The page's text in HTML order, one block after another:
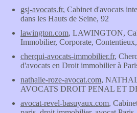
gsj-avocats.fr, Cabinet d'avocats
dans les Hauts de Seine, 92
lawington.com, LAWINGTON,
Immobilier, Corporate,
cherqui-avocats-immobilier.fr,
d'avocats en Droit immobilier à
nathalie-roze-avocat.com,
AVOCATS DROIT PENAL ET
avocat-revel-basuyaux.com,